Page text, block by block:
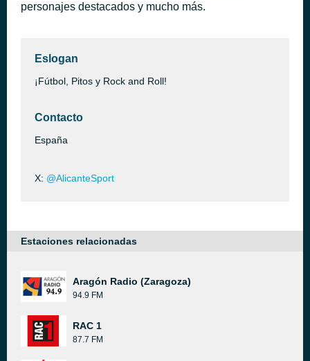
personajes destacados y mucho más.
Eslogan
¡Fútbol, Pitos y Rock and Roll!
Contacto
España
X: @AlicanteSport
Estaciones relacionadas
Aragón Radio (Zaragoza)
94.9 FM
RAC 1
87.7 FM